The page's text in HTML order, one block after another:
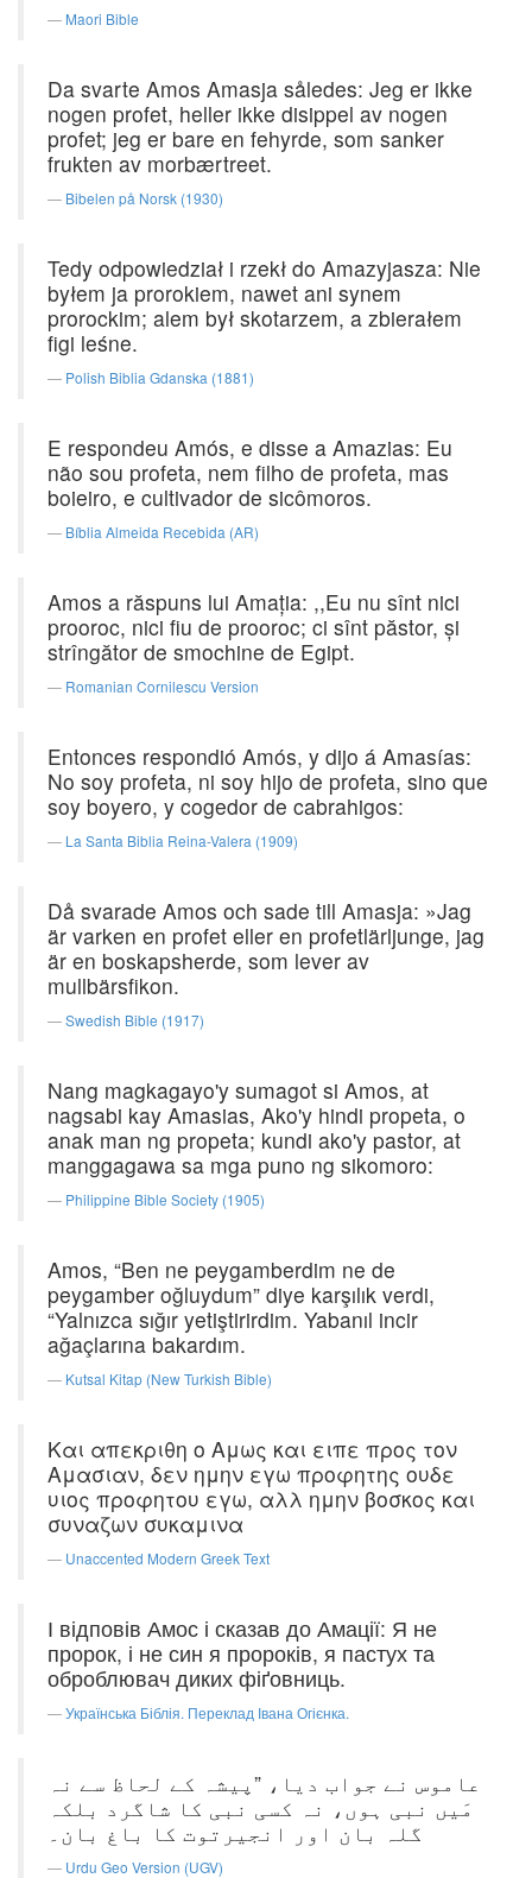
Maori Bible
Da svarte Amos Amasja således: Jeg er ikke
nogen profet, heller ikke disippel av nogen
profet; jeg er bare en fehyrde, som sanker
frukten av morbærtreet.
Bibelen på Norsk (1930)
Tedy odpowiedział i rzekł do Amazyjasza: Nie
byłem ja prorokiem, nawet ani synem
prorockim; alem był skotarzem, a zbierałem
figi leśne.
Polish Biblia Gdanska (1881)
E respondeu Amós, e disse a Amazias: Eu
não sou profeta, nem filho de profeta, mas
boieiro, e cultivador de sicômoros.
Bíblia Almeida Recebida (AR)
Amos a răspuns lui Amaţia: ,,Eu nu sînt nici
prooroc, nici fiu de prooroc; ci sînt păstor, şi
strîngător de smochine de Egipt.
Romanian Cornilescu Version
Entonces respondió Amós, y dijo á Amasías:
No soy profeta, ni soy hijo de profeta, sino que
soy boyero, y cogedor de cabrahigos:
La Santa Biblia Reina-Valera (1909)
Då svarade Amos och sade till Amasja: »Jag
är varken en profet eller en profetlärljunge, jag
är en boskapsherde, som lever av
mullbärsfikon.
Swedish Bible (1917)
Nang magkagayo'y sumagot si Amos, at
nagsabi kay Amasias, Ako'y hindi propeta, o
anak man ng propeta; kundi ako'y pastor, at
manggagawa sa mga puno ng sikomoro:
Philippine Bible Society (1905)
Amos, “Ben ne peygamberdim ne de
peygamber oğluydum” diye karşılık verdi,
“Yalnızca sığır yetiştirirdim. Yabanıl incir
ağaçlarına bakardım.
Kutsal Kitap (New Turkish Bible)
Και απεκριθη ο Αμως και ειπε προς τον
Αμασιαν, δεν ημην εγω προφητης ουδε
υιος προφητου εγω, αλλ ημην βοσκος και
συναζων συκαμινα
Unaccented Modern Greek Text
І відповів Амос і сказав до Амації: Я не
пророк, і не син я пророків, я пастух та
оброблювач диких фіґовниць.
Українська Біблія. Переклад Івана Огієнка.
عاموس نے جواب دیا، ”پیشہ کے لحاظ سے نہ
مَیں نبی ہوں، نہ کسی نبی کا شاگرد بلکہ
گلہ بان اور انجیرتوت کا باغ بان۔
Urdu Geo Version (UGV)